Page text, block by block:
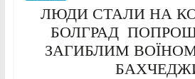
ЛЮДИ СТАЛИ НА
БОЛГРАД
ЗАГИБЛИМ